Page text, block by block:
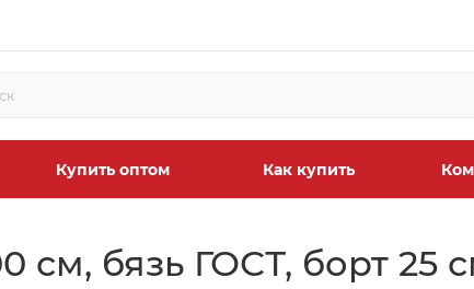
Купить оптом Как купить
см, бязь ГОСТ, борт 25